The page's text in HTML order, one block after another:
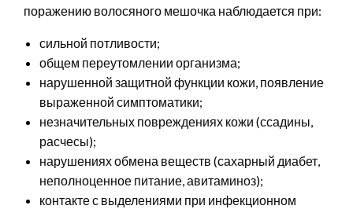
поражению волосяного мешочка наблюдается при:
сильной потливости;
общем переутомлении организма;
нарушенной защитной функции кожи, появление
выраженной симптоматики;
незначительных повреждениях кожи (ссадины,
расчесы);
нарушениях обмена веществ (сахарный диабет,
неполноценное питание, авитаминоз);
контакте с выделениями при инфекционном